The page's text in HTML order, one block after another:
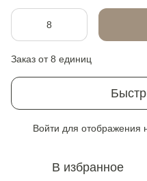
Заказ от 8 единиц
Войти для отображения
В избранное